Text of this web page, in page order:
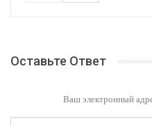
Оставьте Ответ
Ваш электронный